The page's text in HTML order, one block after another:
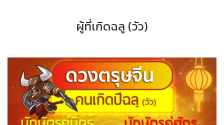
ผู้ที่เกิดฉลู (วัว)